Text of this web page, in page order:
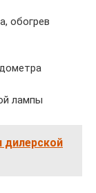
обогрев
лампы
дилерской